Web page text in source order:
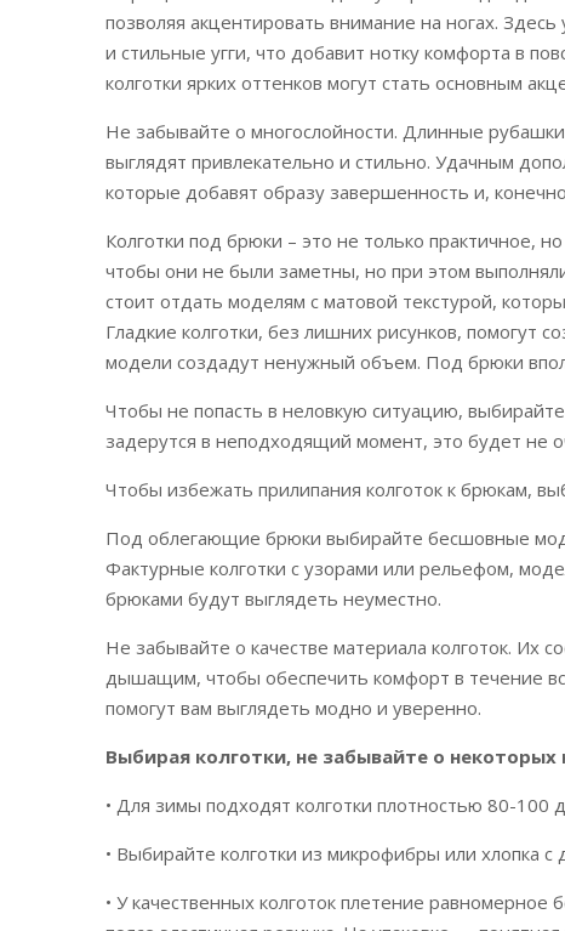
позволяя акцентировать внимание на ногах. Здесь
и стильные угги, что добавит нотку комфорта в
колготки ярких оттенков могут стать основным
Не забывайте о многослойности. Длинные
выглядят привлекательно и стильно. Удачным
которые добавят образу завершенность и,
Колготки под брюки – это не только практичное,
чтобы они не были заметны, но при этом
стоит отдать моделям с матовой текстурой,
Гладкие колготки, без лишних рисунков, помогут
модели создадут ненужный объем. Под брюки
Чтобы не попасть в неловкую ситуацию,
задерутся в неподходящий момент, это будет не
Чтобы избежать прилипания колготок к брюкам,
Под облегающие брюки выбирайте бесшовные
Фактурные колготки с узорами или рельефом,
брюками будут выглядеть неуместно.
Не забывайте о качестве материала колготок. Их
дышащим, чтобы обеспечить комфорт в течение
помогут вам выглядеть модно и уверенно.
Выбирая колготки, не забывайте о некоторых
• Для зимы подходят колготки плотностью 80-100
• Выбирайте колготки из микрофибры или хлопка
• У качественных колготок плетение